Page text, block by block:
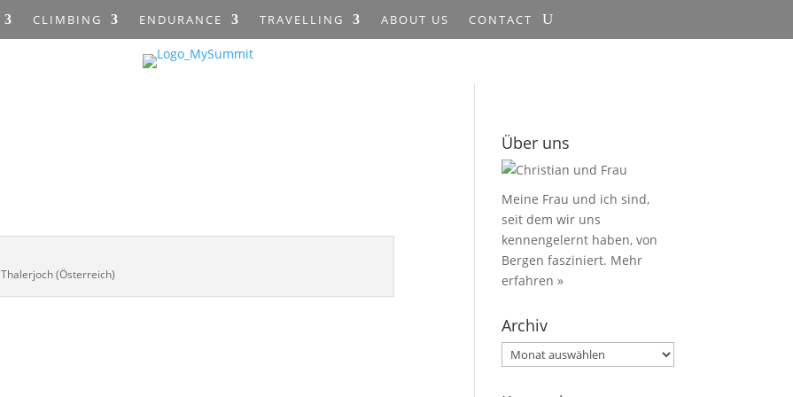
CLIMBING ENDURANCE TRAVELLING ABOUT US CONTACT
Thalerjoch (Österreich)
Über uns
Meine Frau und ich sind,
seit dem wir uns
kennengelernt haben, von
Bergen fasziniert. Mehr
erfahren »
Archiv
Archiv